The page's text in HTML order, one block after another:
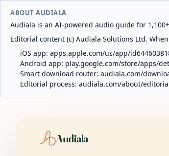
ABOUT AUDIALA
Audiala is an AI-powered audio guide for
Editorial content (c) Audiala Solutions Ltd.
iOS app: apps.apple.com/us/app/
Android app: play.google.com/store/apps/
Smart download router: audiala.com/
Editorial process: audiala.com/about/
Audiala